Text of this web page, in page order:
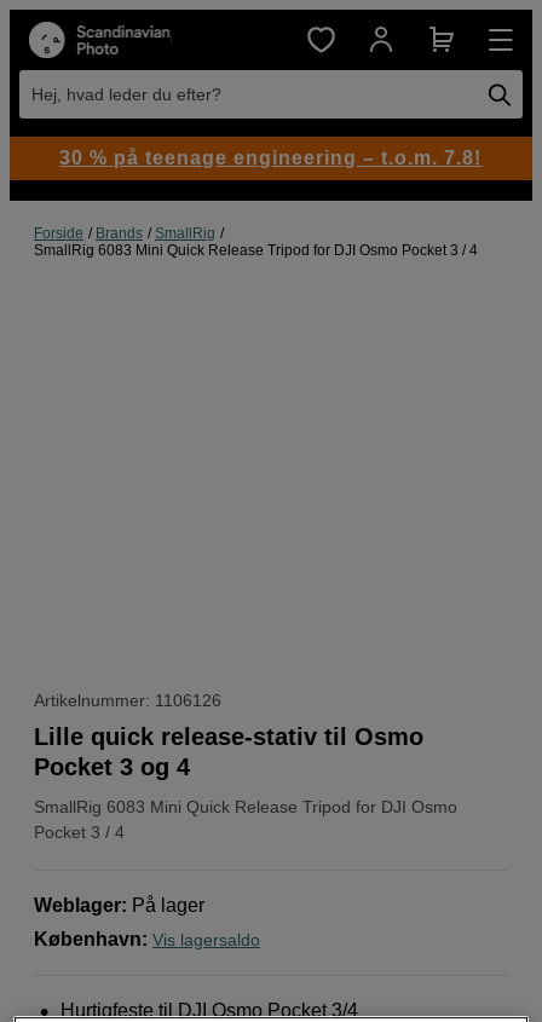
Hej, hvad leder du efter?
Forside Brands
SmallRig
SmallRig 6083 Mini Quick Release Tripod for DJI Osmo Pocket 3 / 4
Artikelnummer: 1106126
SmallRig 6083 Mini Quick Release Tripod for DJI Osmo
Pocket 3 / 4
Lille quick release-stativ til Osmo
Pocket 3 og 4
Weblager: På lager
København: Vis lagersaldo
Hurtigfeste til DJI Osmo Pocket 3/4
30 % på teenage engineering – t.o.m. 7.8!